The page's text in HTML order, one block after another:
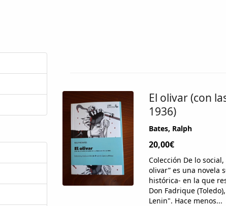
El olivar (con
1936)
Bates, Ralph
20,00€
Colección De lo
olivar” es una novela
histórica- en la que
Don Fadrique
Lenin". Hace menos...